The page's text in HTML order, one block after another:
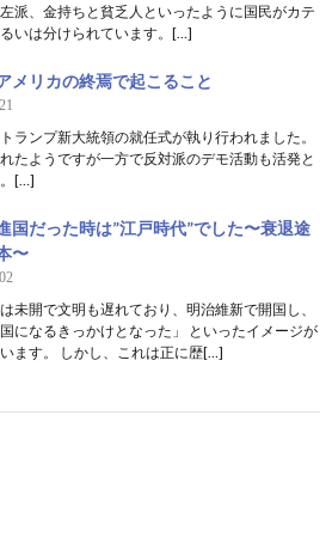
派、金持ちと貧乏人といったように国民がカテ
いは分けられています。[…]
メリカの終焉で起こること
ランプ新大統領の就任式が執り行われました。
たようですが一方で反対派のデモ活動も活発と
[…]
国だった時は”江戸時代”でした〜衰退途
〜
は未開で文明も遅れており、明治維新で開国し、
になるきっかけとなった」 といったイメージが
ます。 しかし、これは正に歴[…]